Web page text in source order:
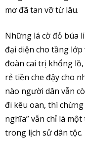
mơ đã tan vỡ từ lâu.
Những lá cờ đỏ búa
đại diện cho tầng
đoàn cai trị khổng
rẻ tiền che đậy cho
nào người dân vẫn
đi kêu oan, thì
nghĩa” vẫn chỉ là
trong lịch sử dân tộc.